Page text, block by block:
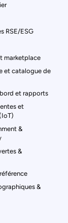
RSE/ESG
marketplace
et catalogue de
et rapports
et
&
&
&